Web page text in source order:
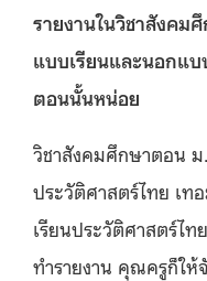
รายงานในวิชาสังคม
แบบเรียนและนอกแบ
ตอนนั้นหน่อย
วิชาสังคมศึกษาตอน ม
ประวัติศาสตร์ไทย เท
เรียนประวัติศาสตร์ไ
ทำรายงาน คุณครูก็ให้